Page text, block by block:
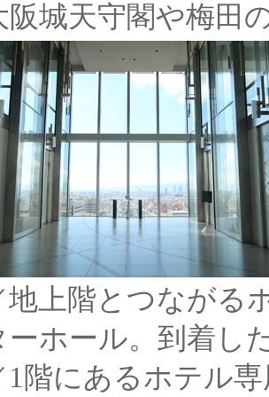
阪城天守閣や梅田
地上階とつながる
ーホール。到着し
1階にあるホテル